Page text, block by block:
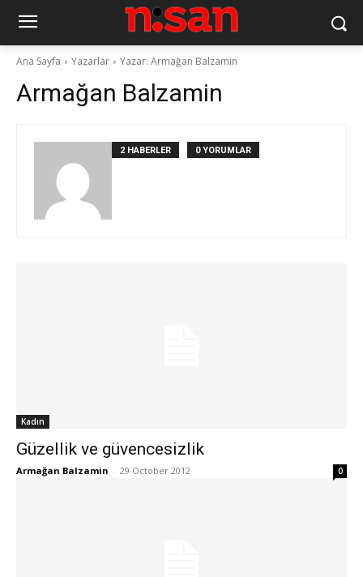
Ana Sayfa Yazarlar Yazar: Armağan Balzamin
Armağan Balzamin
2 HABERLER 0 YORUMLAR
Kadın
Güzellik ve güvencesizlik
Armağan Balzamin - 29 October 2012 0